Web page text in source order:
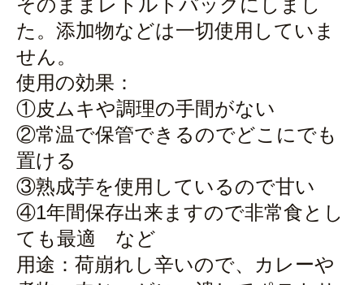
そのままレトルトパックにしまし
た。添加物などは一切使用していま
せん。
使用の効果：
①皮ムキや調理の手間がない
②常温で保管できるのでどこにでも
置ける
③熟成芋を使用しているので甘い
④1年間保存出来ますので非常食とし
ても最適 など
用途：荷崩れし辛いので、カレーや